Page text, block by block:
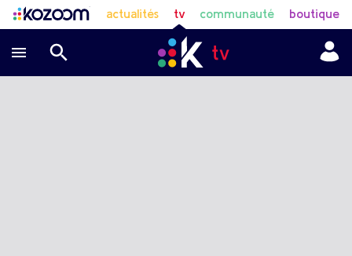
actualités tv communauté boutique